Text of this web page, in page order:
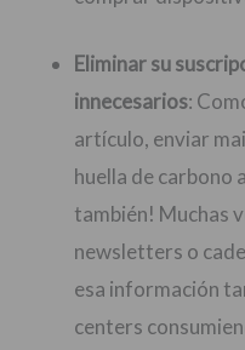
Eliminar su
innecesarios:
artículo, enviar
huella de carbono
también! Muchas
newsletters o
esa información
centers